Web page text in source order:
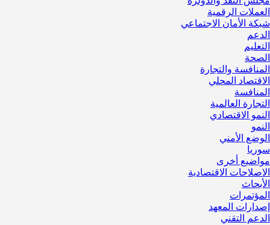
العملات الرقمية
شبكة الأمان الاجتماعي
الدعم
التعليم
الصحة
المنافسة والتجارة
الاقتصاد المحلي
المنافسة
التجارة العالمية
النمو الاقتصادي
النمو
الوضع الأمني
سوريا
مواضيع أخرى
الاصلاحات الاقتصادية
الأبحاث
المؤتمرات
إصدارات المعهد
الدعم التقني